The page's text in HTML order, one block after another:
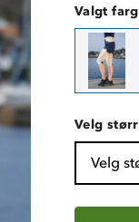
Valgt
Velg
Velg